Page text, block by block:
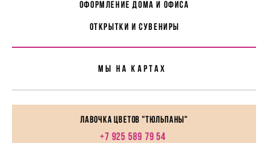
Оформление дома и офиса
Открытки и сувениры
Мы На картах
Лавочка цветов "Тюльпаны"
+7 925 589 79 54